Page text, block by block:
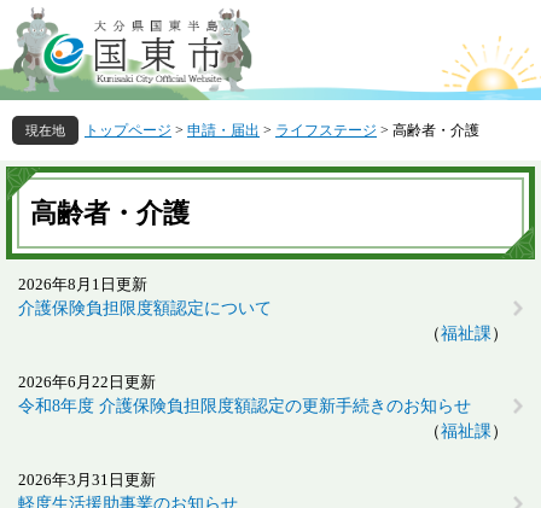
ー
ジ
の
先
頭
で
す
ニ
ュ
ー
を
飛
ば
し
トップページ > 申請・届出 > ライフステージ > 高齢者・介護
本
文
高齢者・介護
2026年8月1日更新
介護保険負担限度額認定について
福祉課
2026年6月22日更新
令和8年度 介護保険負担限度額認定の更新手続きのお知らせ
福祉課
2026年3月31日更新
軽度生活援助事業のお知らせ